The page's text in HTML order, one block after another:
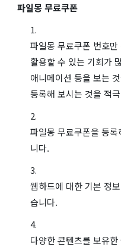
파일몽 무료쿠폰
파일몽 무료쿠폰 번호
활용할 수 있는 기회가
애니메이션 등을 보는
등록해 보시는 것을 적
파일몽 무료쿠폰을 등
니다.
웹하드에 대한 기본 정
습니다.
다양한 콘텐츠를 보유